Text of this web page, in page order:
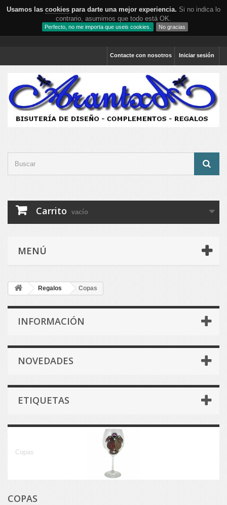
Usamos las cookies para darte una mejor experiencia. Si no indica lo
contrario, asumimos que todo está OK.
Perfecto, no me importa que useis cookies. No gracias
Iniciar sesión
Contacte con nosotros
Carrito vacío
MENÚ
Regalos Copas
INFORMACIÓN
NOVEDADES
ETIQUETAS
Copas
COPAS